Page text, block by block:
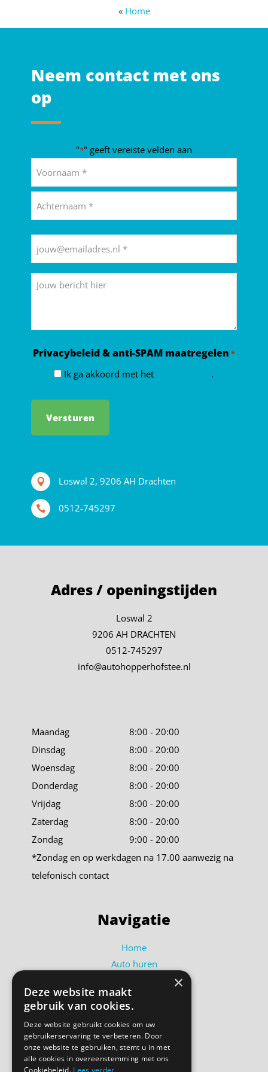
« Home
Neem contact met ons
op
"*" geeft vereiste velden aan
*
Privacybeleid & anti-SPAM maatregelen *
Ik ga akkoord met het .
Loswal 2, 9206 AH Drachten
0512-745297
Adres / openingstijden
Loswal 2
9206 AH DRACHTEN
0512-745297
info@autohopperhofstee.nl
Maandag
8:00 - 20:00
Dinsdag
8:00 - 20:00
Woensdag
8:00 - 20:00
Donderdag
8:00 - 20:00
Vrijdag
8:00 - 20:00
Zaterdag
8:00 - 20:00
Zondag
9:00 - 20:00
*Zondag en op werkdagen na 17.00 aanwezig na
telefonisch contact
Navigatie
Home
Auto huren
Shortlease
Over ons
Contact
Bel ons
×
Deze website maakt
gebruik van cookies.
Deze website gebruikt cookies om uw
gebruikerservaring te verbeteren. Door
onze website te gebruiken, stemt u in met
alle cookies in overeenstemming met ons
Cookiebeleid. Lees verder